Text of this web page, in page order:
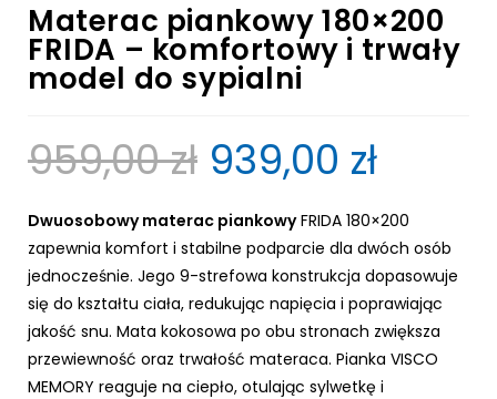
Materac piankowy 180×200
FRIDA – komfortowy i trwały
model do sypialni
959,00zł 939,00 zł
Dwuosobowy materac piankowyFRIDA 180×200
zapewnia komfort i stabilne podparcie dla dwóch osób
jednocześnie. Jego 9-strefowa konstrukcja dopasowuje
się do kształtu ciała, redukując napięcia i poprawiając
jakość snu. Mata kokosowa po obu stronach zwiększa
przewiewność oraz trwałość materaca. Pianka VISCO
MEMORY reaguje na ciepło, otulając sylwetkę i